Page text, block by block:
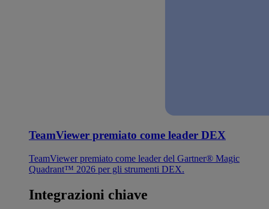
TeamViewer premiato come leader DEX
TeamViewer premiato come leader del Gartner® Magic
Quadrant™ 2026 per gli strumenti DEX.
Integrazioni chiave